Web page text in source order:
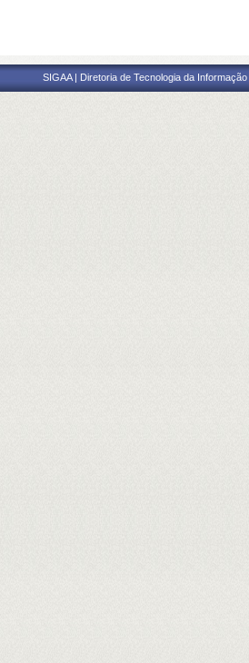
SIGAA | Diretoria de Tecnologia da